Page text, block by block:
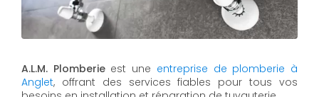
A.L.M. Plomberieest une entreprise de plomberie à
Anglet, offrant des services fiables pour tous vos